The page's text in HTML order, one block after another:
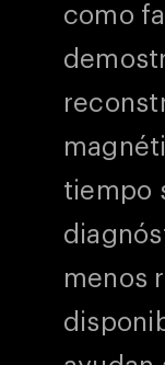
como
tiempo
menos